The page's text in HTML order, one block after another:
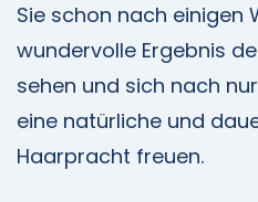
Sie schon nach einigen
wundervolle Ergebnis
sehen und sich nach
eine natürliche und
Haarpracht freuen.